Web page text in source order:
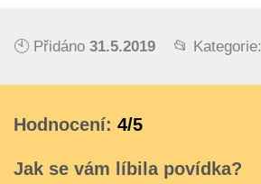
🕙 Přidáno 31.5.2019 📂 Kategorie:
Hodnocení: 4/5
Jak se vám líbila povídka?